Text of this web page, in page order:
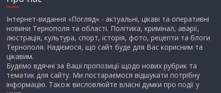
Інтернет-видання «Погляд» - актуальні, цікаві та оперативні
новини Тернополя та області. Політика, кримінал, аварії,
люстрація, культура, спорт, історія, фото, рецепти та блоги
Тернополя. Надіємося, що сайт буде для Вас корисним та
цікавим.
Будемо вдячні за Ваші пропозиції щодо нових рубрик та
тематик для сайту. Ми постараємося відшукати потрібну
інформацію. Також висловлюйте власні думки про події у